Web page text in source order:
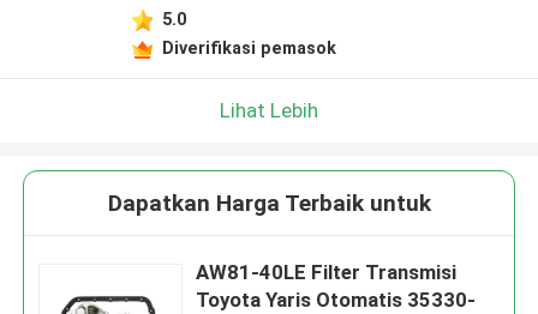
5.0
Diverifikasi pemasok
Lihat Lebih
Dapatkan Harga Terbaik untuk
AW81-40LE Filter Transmisi
Toyota Yaris Otomatis 35330-